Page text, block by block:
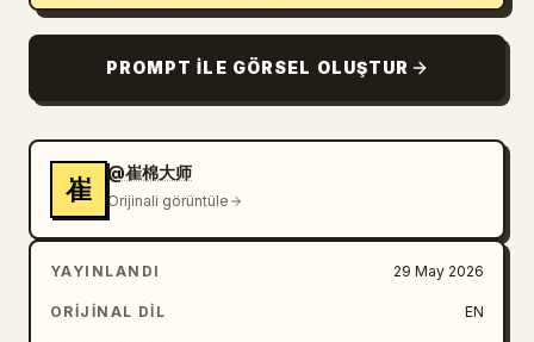
State Binası, Chrysler Binası ve One World
yer aldığı enerjik bir Manhattan silüeti
gösterin. Brooklyn Köprüsü'nü merkeze
kaidesi üzerinde yeşil patinalı büyük bir
Özgürlük Heykeli yerleştirin. Alt orta
kısımda, küçük yayaların olduğu bir sokak
perspektifi, öne bakan sarı bir NYC taksisi
ve sol alt raydan çıkan, üzerinde “7” hattı
ve “New York” varış noktası yazan bir metro
PROMPT ILE GÖRSEL OLUŞTUR
崔
@崔棉大师
Orijinali görüntüle
YAYINLANDI 29 May 2026
ORIJINAL DIL EN